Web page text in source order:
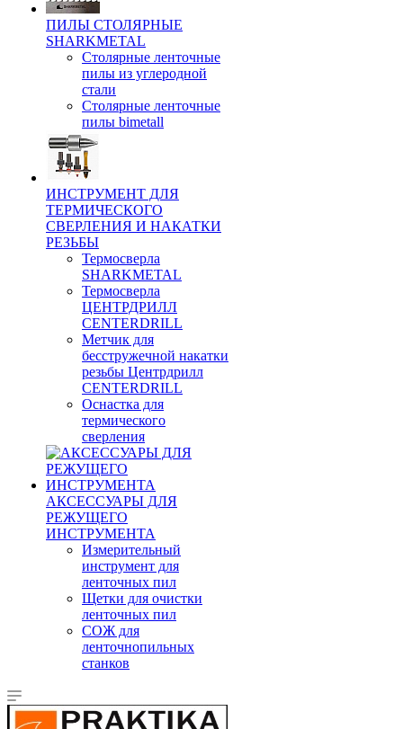
ПИЛЫ СТОЛЯРНЫЕ
SHARKMETAL
Столярные ленточные
пилы из углеродной
стали
Столярные ленточные
пилы bimetall
ИНСТРУМЕНТ ДЛЯ
ТЕРМИЧЕСКОГО
СВЕРЛЕНИЯ И НАКАТКИ
РЕЗЬБЫ
Термосверла
SHARKMETAL
Термосверла
ЦЕНТРДРИЛЛ
CENTERDRILL
Метчик для
бесстружечной накатки
резьбы Центрдрилл
CENTERDRILL
Оснастка для
термического
сверления
АКСЕССУАРЫ ДЛЯ
РЕЖУЩЕГО
ИНСТРУМЕНТА
Измерительный
инструмент для
ленточных пил
Щетки для очистки
ленточных пил
СОЖ для
ленточнопильных
станков